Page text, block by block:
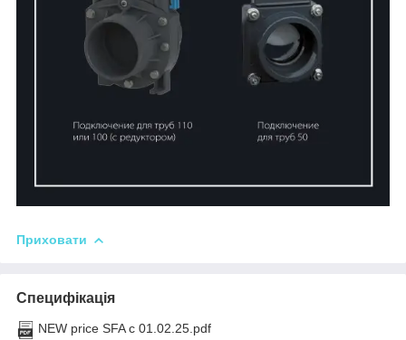
Приховати
Специфікація
NEW price SFA с 01.02.25.pdf